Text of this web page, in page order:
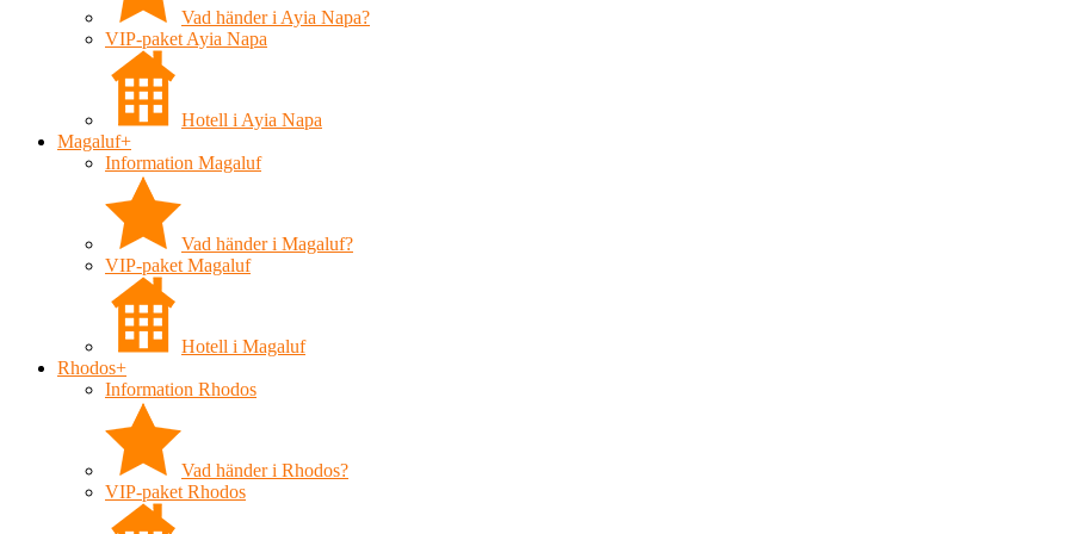
Vad händer i Ayia Napa?
VIP-paket Ayia Napa
Hotell i Ayia Napa
Magaluf+
Information Magaluf
Vad händer i Magaluf?
VIP-paket Magaluf
Hotell i Magaluf
Rhodos+
Information Rhodos
Vad händer i Rhodos?
VIP-paket Rhodos